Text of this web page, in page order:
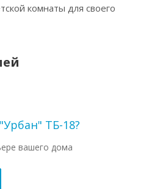
комнаты для своего
ТБ-18?
вашего дома